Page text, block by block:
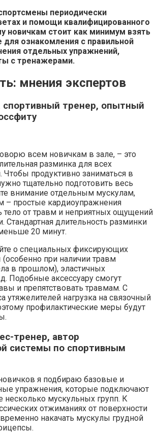
периодически
и помощи квалифицированного
новичкам стоит как минимум взять
для ознакомления с правильной
отдельных упражнений,
с тренажерами.
мнения экспертов
тренер, опытный
всем новичкам в зале, – это
разминка для всех
продуктивно заниматься в
тщательно подготовить весь
внимание отдельным мускулам,
– простые кардиоупражнения
тело от травм и неприятных ощущений
Стандартная длительность разминки
20 минут.
о специальных фиксирующих
(особенно при наличии травм
в прошлом), эластичных
Подобные аксессуару смогут
и препятствовать травмам. С
нагрузка на связочный
профилактические меры будут
тренер, автор
системы по спортивным
я подбираю базовые и
упражнения, которые подключают
несколько мускульных групп. К
отжиманиях от поверхности
накачать мускулы грудной